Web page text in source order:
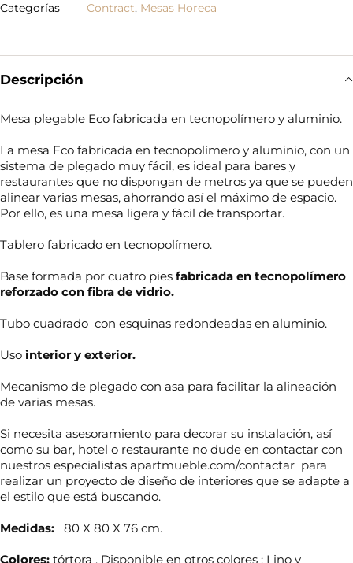
Categorías
Contract, Mesas Horeca
Descripción
Mesa plegable Eco fabricada en tecnopolímero y aluminio.
La mesa Eco fabricada en tecnopolímero y aluminio, con un
sistema de plegado muy fácil, es ideal para bares y
restaurantes que no dispongan de metros ya que se pueden
alinear varias mesas, ahorrando así el máximo de espacio.
Por ello, es una mesa ligera y fácil de transportar.
Tablero fabricado en tecnopolímero.
Base formada por cuatro pies fabricada en tecnopolímero
reforzado con fibra de vidrio.
Tubo cuadrado con esquinas redondeadas en aluminio.
Uso interior y exterior.
Mecanismo de plegado con asa para facilitar la alineación
de varias mesas.
Si necesita asesoramiento para decorar su instalación, así
como su bar, hotel o restaurante no dude en contactar con
nuestros especialistas apartmueble.com/contactar para
realizar un proyecto de diseño de interiores que se adapte a
el estilo que está buscando.
Medidas: 80 X 80 X 76 cm.
Colores: tórtora . Disponible en otros colores : Lino y
N
m